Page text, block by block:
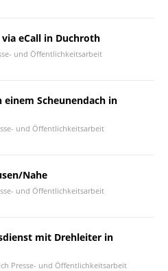
eCall in Duchroth
und Öffentlichkeitsarbeit
Scheunendach in
und Öffentlichkeitsarbeit
Nahe
und Öffentlichkeitsarbeit
mit Drehleiter in
Presse- und Öffentlichkeitsarbeit